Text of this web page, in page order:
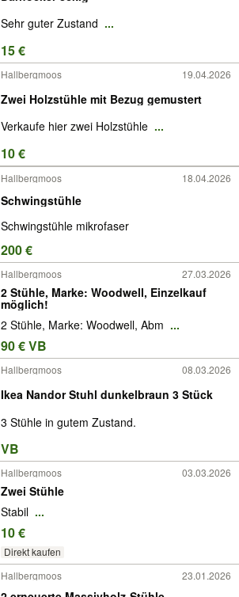
Sehr guter Zustand ...
15 €
Hallbergmoos 19.04.2026
Zwei Holzstühle mit Bezug gemustert
Verkaufe hier zwei Holzstühle ...
10 €
Hallbergmoos 18.04.2026
Schwingstühle
Schwingstühle mikrofaser
200 €
Hallbergmoos 27.03.2026
2 Stühle, Marke: Woodwell, Einzelkauf
möglich!
2 Stühle, Marke: Woodwell, Abm ...
90 € VB
Hallbergmoos 08.03.2026
Ikea Nandor Stuhl dunkelbraun 3 Stück
3 Stühle in gutem Zustand.
VB
Hallbergmoos 03.03.2026
Zwei Stühle
Stabil ...
10 €
Direkt kaufen
Hallbergmoos
23.01.2026